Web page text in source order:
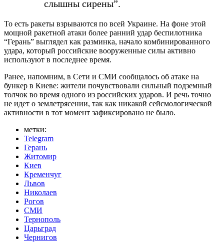
слышны сирены”.
То есть ракеты взрываются по всей Украине. На фоне этой
мощной ракетной атаки более ранний удар беспилотника
“Герань” выглядел как разминка, начало комбинированного
удара, который российские вооруженные силы активно
используют в последнее время.
Ранее, напомним, в Сети и СМИ сообщалось об атаке на
бункер в Киеве: жители почувствовали сильный подземный
толчок во время одного из российских ударов. И речь точно
не идет о землетрясении, так как никакой сейсмологической
активности в тот момент зафиксировано не было.
метки:
Telegram
Герань
Житомир
Киев
Кременчуг
Львов
Николаев
Рогов
СМИ
Тернополь
Царьград
Чернигов